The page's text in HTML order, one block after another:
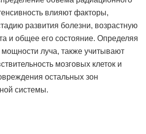
влияют факторы,
развития болезни, возрастную
и общее его состояние. Определяя
луча, также учитывают
мозговых клеток и
остальных зон
системы.